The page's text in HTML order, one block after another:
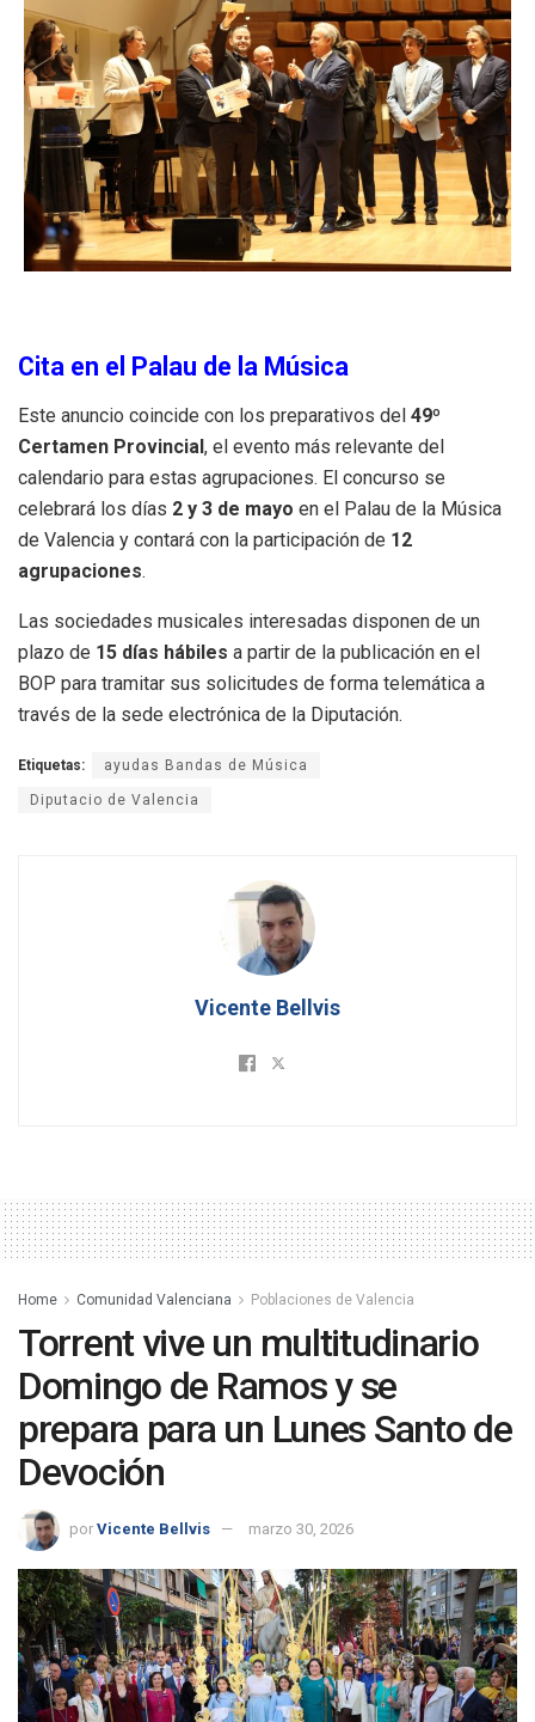
Cita en el Palau de la Música
Este anuncio coincide con los preparativos del 49º
Certamen Provincial , el evento más relevante del
calendario para estas agrupaciones. El concurso se
celebrará los días 2 y 3 de mayo en el Palau de la Música
de Valencia y contará con la participación de 12
agrupaciones.
Las sociedades musicales interesadas disponen de un
plazo de 15 días hábiles a partir de la publicación en el
BOP para tramitar sus solicitudes de forma telemática a
través de la sede electrónica de la Diputación.
Etiquetas: ayudas Bandas de Música
Diputacio de Valencia
Vicente Bellvis
Home Comunidad Valenciana Poblaciones de Valencia
Torrent vive un multitudinario
Domingo de Ramos y se
prepara para un Lunes Santo de
Devoción
por Vicente Bellvis marzo 30, 2026